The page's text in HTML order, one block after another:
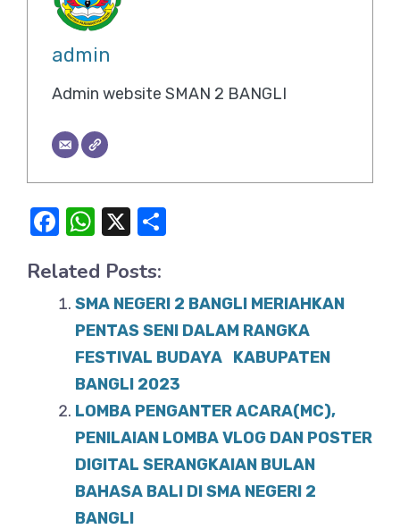
admin
Admin website SMAN 2 BANGLI
F
c
e
k
W
at
s
A
p
p
X
e
Related Posts:
SMA NEGERI 2 BANGLI MERIAHKAN
PENTAS SENI DALAM RANGKA
FESTIVAL BUDAYA KABUPATEN
BANGLI 2023
LOMBA PENGANTER ACARA(MC),
PENILAIAN LOMBA VLOG DAN POSTER
DIGITAL SERANGKAIAN BULAN
BAHASA BALI DI SMA NEGERI 2
BANGLI